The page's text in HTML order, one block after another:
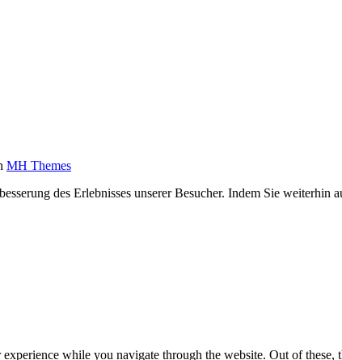
MH Themes
des Erlebnisses unserer Besucher. Indem Sie weiterhin
while you navigate through the website. Out of these,